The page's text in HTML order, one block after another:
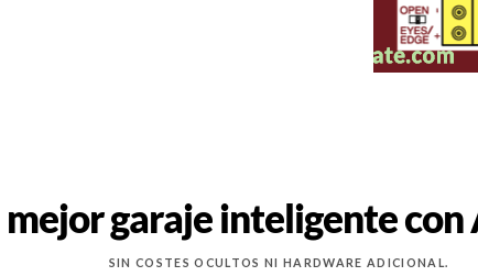
mejor garaje inteligente
SIN COSTES OCULTOS NI HARDWARE ADICIONAL.